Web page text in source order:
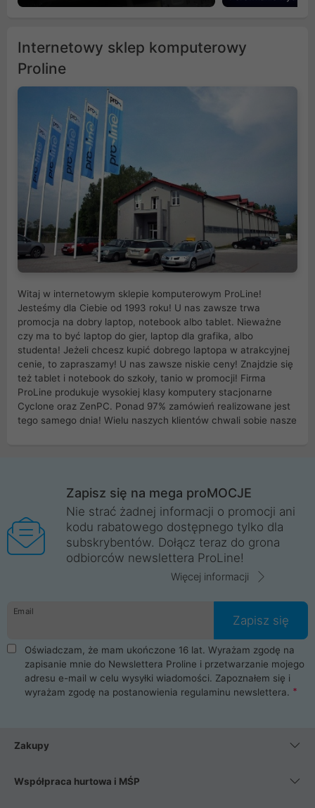
Internetowy sklep komputerowy
Proline
Witaj w internetowym sklepie komputerowym ProLine!
Jesteśmy dla Ciebie od 1993 roku! U nas zawsze trwa
promocja na dobry laptop, notebook albo tablet. Nieważne
czy ma to być laptop do gier, laptop dla grafika, albo
studenta! Jeżeli chcesz kupić dobrego laptopa w atrakcyjnej
cenie, to zapraszamy! U nas zawsze niskie ceny! Znajdzie się
też tablet i notebook do szkoły, tanio w promocji! Firma
ProLine produkuje wysokiej klasy komputery stacjonarne
Cyclone oraz ZenPC. Ponad 97% zamówień realizowane jest
tego samego dnia! Wielu naszych klientów chwali sobie nasze
Wrocław, Poznań, Legnica, Katowice, Gliwice, Kalisz, Bytom,
Trzebnica, Opole. Szybka i profesjonalna obsługa!
ProLine to polska firma ze 100% polskim kapitałem. Działamy
legalnie i płacimy podatki w naszym kraju! Posiadamy siedzibę
główną w Mirkowie oraz salony na terenie kraju. Cała
komunikacja ze sklepem komputerowym ProLine jest
danych osobowych. Dlatego zakup notebooka albo laptopa w
ProLine to czysta przyjemność i pełne bezpieczeństwo.
Zaopatrzysz się u nas w akcesoria i części komputerowe
takie jak procesory, karty graficzne, płyty główne, pamięci,
dyski SSD, M.2 oraz HDD. Nasi pracownicy pomogą Ci wybrać
najlepszy zasilacz komputerowy oraz obudowę do komputera.
Poza komputerami mamy również najlepsze na rynku
Smartfony takich producentów jak Xiaomi, Apple, Samsung i
wentylatory. Na koniec mając już to wszystko, możesz
Zapisz się na mega proMOCJE
Nie strać żadnej informacji o promocji ani
kodu rabatowego dostępnego tylko dla
subskrybentów. Dołącz teraz do grona
odbiorców newslettera ProLine!
Więcej informacji
Email
Zapisz się
Oświadczam, że mam ukończone 16 lat. Wyrażam zgodę na
zapisanie mnie do Newslettera Proline i przetwarzanie mojego
adresu e-mail w celu wysyłki wiadomości. Zapoznałem się i
wyrażam zgodę na postanowienia regulaminu newslettera.
Zakupy
Współpraca hurtowa i MŚP